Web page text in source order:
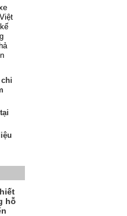
chi
hỗ